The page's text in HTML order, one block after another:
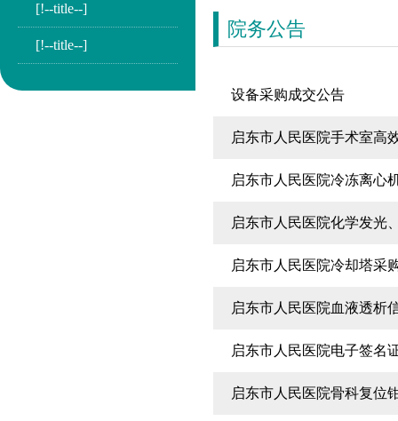
[!--title--]
[!--title--]
院务公告
设备采购成交公告
启东市人民医院手术室高
启东市人民医院冷冻离心
启东市人民医院化学发光
启东市人民医院冷却塔采
启东市人民医院血液透析
启东市人民医院电子签名
启东市人民医院骨科复位